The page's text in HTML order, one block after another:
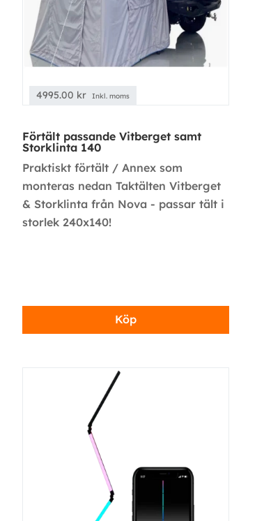
4995.00 kr Inkl. moms
Förtält passande Vitberget samt
Storklinta 140
Praktiskt förtält / Annex som
monteras nedan Taktälten Vitberget
& Storklinta från Nova - passar tält i
storlek 240x140!
Köp